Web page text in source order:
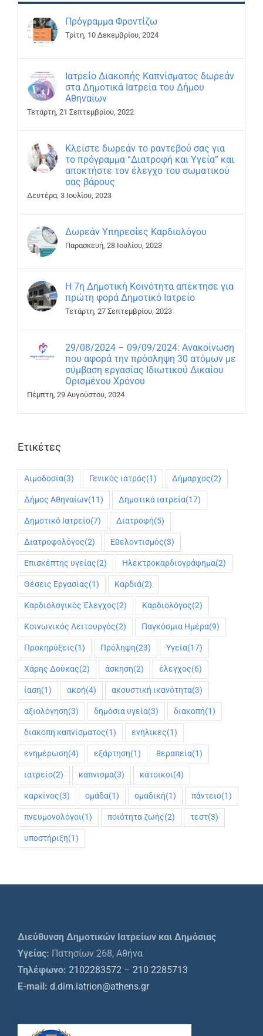
Πρόγραμμα Φροντίζω
Τρίτη, 10 Δεκεμβρίου, 2024
Ιατρείο Διακοπής Καπνίσματος δωρεάν
στα Δημοτικά Ιατρεία του Δήμου
Αθηναίων
Τετάρτη, 21 Σεπτεμβρίου, 2022
Κλείστε δωρεάν το ραντεβού σας για
το πρόγραμμα “Διατροφή και Υγεία” και
αποκτήστε τον έλεγχο του σωματικού
σας βάρους
Δευτέρα, 3 Ιουλίου, 2023
Δωρεάν Υπηρεσίες Καρδιολόγου
Παρασκευή, 28 Ιουλίου, 2023
Η 7η Δημοτική Κοινότητα απέκτησε για
πρώτη φορά Δημοτικό Ιατρείο
Τετάρτη, 27 Σεπτεμβρίου, 2023
29/08/2024 – 09/09/2024: Ανακοίνωση
που αφορά την πρόσληψη 30 ατόμων με
σύμβαση εργασίας Ιδιωτικού Δικαίου
Ορισμένου Χρόνου
Πέμπτη, 29 Αυγούστου, 2024
Ετικέτες
Αιμοδοσία(3) Γενικός ιατρός(1) Δήμαρχος(2)
Δήμος Αθηναίων(11) Δημοτικά ιατρεία(17)
Δημοτικό Ιατρείο(7) Διατροφή(5)
Διατροφολόγος(2) Εθελοντισμός(3)
Επισκέπτης υγείας(2) Ηλεκτροκαρδιογράφημα(2)
Θέσεις Εργασίας(1) Καρδιά(2)
Καρδιολογικός Έλεγχος(2) Καρδιολόγος(2)
Κοινωνικός Λειτουργός(2) Παγκόσμια Ημέρα(9)
Προκηρύξεις(1) Πρόληψη(23) Υγεία(17)
Χάρης Δούκας(2) άσκηση(2) έλεγχος(6)
ίαση(1) ακοή(4) ακουστική ικανότητα(3)
αξιολόγηση(3) δημόσια υγεία(3) διακοπή(1)
διακοπή καπνίσματος(1) ενήλικες(1)
ενημέρωση(4) εξάρτηση(1) θεραπεία(1)
ιατρείο(2) κάπνισμα(3) κάτοικοι(4)
καρκίνος(3) ομάδα(1) ομαδική(1) πάντειο(1)
πνευμονολόγοι(1) ποιότητα ζωής(2) τεστ(3)
υποστήριξη(1)
Διεύθυνση Δημοτικών Ιατρείων και Δημόσιας
Υγείας: Πατησίων 268, Αθήνα
Τηλέφωνο: 2102283572 – 210 2285713
E-mail: d.dim.iatrion@athens.gr